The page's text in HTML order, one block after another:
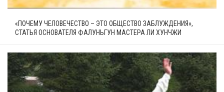
«ПОЧЕМУ ЧЕЛОВЕЧЕСТВО – ЭТО ОБЩЕСТВО ЗАБЛУЖДЕНИЯ»,
СТАТЬЯ ОСНОВАТЕЛЯ ФАЛУНЬГУН МАСТЕРА ЛИ ХУНЧЖИ